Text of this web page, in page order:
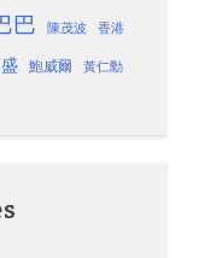
巴 陳茂波 香港
鮑威爾 黃仁勳